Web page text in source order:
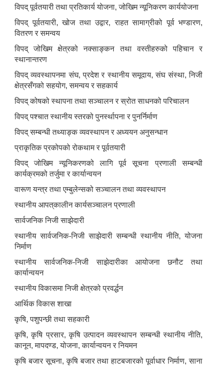
विपद् पूर्वतयारी तथा प्रतिकार्य योजना, जोखिम न्यूनिकरण कार्ययोजना
विपद् पूर्वतयारी, खोज तथा उद्वार, राहत सामाग्रीको पूर्व भण्डारण,
वितरण र समन्वय
विपद् जोखिम क्षेत्रको नक्साङ्कन तथा वस्तीहरुको पहिचान र
स्थानान्तरण
विपद् व्यवस्थापनमा संघ, प्रदेश र स्थानीय समूदाय, संघ संस्था, निजी
क्षेत्रसँगको सहयोग, समन्वय र सहकार्य
विपद् कोषको स्थापना तथा सञ्चालन र स्रोत साधनको परिचालन
विपद् पश्चात स्थानीय स्तरको पुनर्स्थापना र पुनर्निर्माण
विपद् सम्बन्धी तथ्याङ्क व्यवस्थापन र अध्ययन अनुसन्धान
प्राकृतिक प्रकोपको रोकथाम र पूर्वतयारी
विपद् जोखिम न्यूनिकरणको लागि पूर्व सूचना प्रणाली सम्बन्धी
कार्यक्रमको तर्जुमा र कार्यान्वयन
वारूण यन्त्र तथा एम्बुलेन्सको सञ्चालन तथा व्यवस्थापन
स्थानीय आपत्‌कालीन कार्यसञ्चालन प्रणाली
सार्वजनिक निजी साझेदारी
स्थानीय सार्वजनिक-निजी साझेदारी सम्बन्धी स्थानीय नीति, योजना
निर्माण
स्थानीय सार्वजनिक-निजी साझेदारीका आयोजना छनौट तथा
कार्यान्वयन
स्थानीय विकासमा निजी क्षेत्रको प्रवर्द्धन
आर्थिक विकास शाखा
कृषि, पशुपन्छी तथा सहकारी
कृषि, कृषि प्रसार, कृषि उत्पादन व्यवस्थापन सम्बन्धी स्थानीय नीति,
कानून, मापदण्ड, योजना, कार्यान्वयन र नियमन
कृषि बजार सूचना, कृषि बजार तथा हाटबजारको पूर्वाधार निर्माण, साना